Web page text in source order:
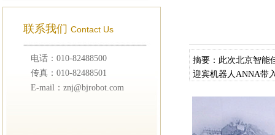
联系我们 Contact Us
电话：010-82488500
传真：010-82488501
E-mail：znj@bjrobot.com
摘要：此次北京智能
迎宾机器人ANNA带